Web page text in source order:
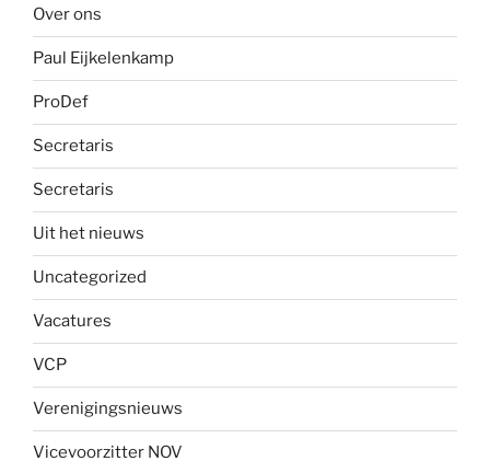
Over ons
Paul Eijkelenkamp
ProDef
Secretaris
Secretaris
Uit het nieuws
Uncategorized
Vacatures
VCP
Verenigingsnieuws
Vicevoorzitter NOV